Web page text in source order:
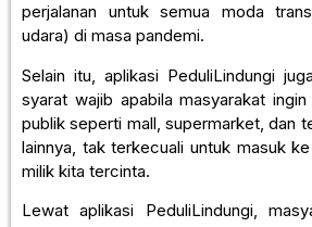
perjalanan untuk semua moda
udara) di masa pandemi.
Selain itu, aplikasi PeduliLindungi
syarat wajib apabila masyarakat
publik seperti mall, supermarket, dan
lainnya, tak terkecuali untuk masuk
milik kita tercinta.
Lewat aplikasi PeduliLindungi,